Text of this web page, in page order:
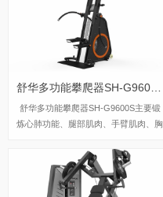
用电动调整，制作电磁铁阻力，传输系
统多沟皮带J型8沟。
舒华多功能攀爬器SH-G9600S主要锻
炼心肺功能、腿部肌肉、手臂肌肉、胸